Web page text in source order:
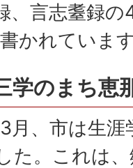
、言志耋録
かれていま
学のまち恵
月、市は生
た。これは